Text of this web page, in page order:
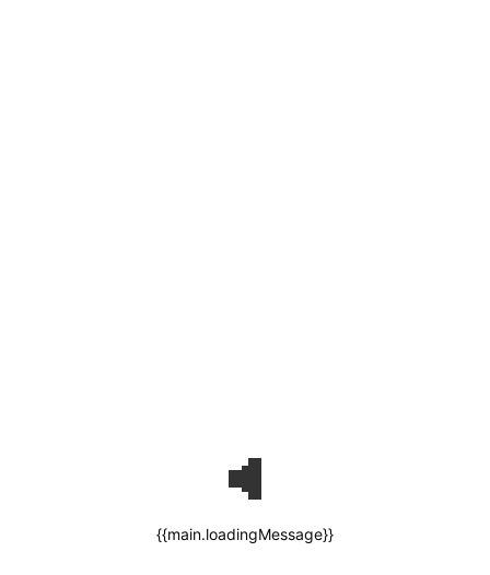
{{main.loadingMessage}}